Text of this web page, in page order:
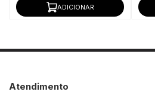
ADICIONAR
Atendimento